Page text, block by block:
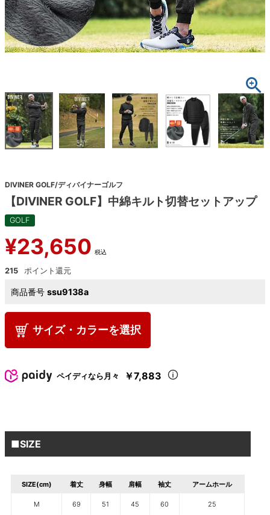
DIVINER GOLF/ディバイナーゴルフ
【DIVINER GOLF】中綿キルト切替セットアップ
GOLF
¥23,650 税込
215
商品番号 ssu9138a
サイズ・カラーを選択
ペイディなら月々 ￥7,883
■SIZE
SIZE(cm) 着丈 身幅 肩幅 袖丈 アームホール
M 69 51 45 60 25